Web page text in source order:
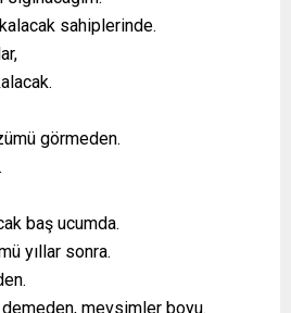
sahiplerinde.
görmeden.
baş ucumda.
yıllar sonra.
mevsimler boyu.